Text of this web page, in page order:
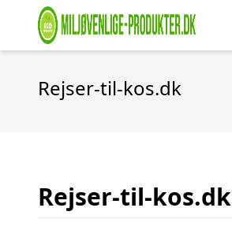
Rejser-til-kos.dk
Rejser-til-kos.dk